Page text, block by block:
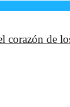
corazón de